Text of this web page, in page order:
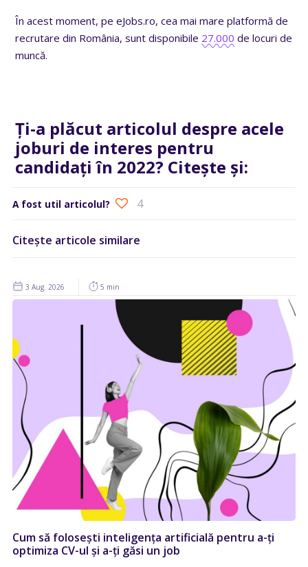
În acest moment, pe eJobs.ro, cea mai mare platformă de
recrutare din România, sunt disponibile 27.000 de locuri de
muncă.
Ți-a plăcut articolul despre acele
joburi de interes pentru
candidați în 2022? Citește și:
A fost util articolul? 4
Citește articole similare
3 Aug. 2026 5 min
Cum să folosești inteligența artificială pentru a-ți
optimiza CV-ul și a-ți găsi un job